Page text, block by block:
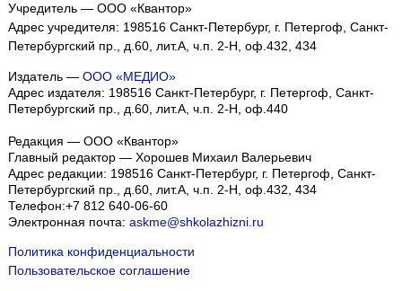
Учредитель — ООО «Квантор»
Адрес учредителя: 198516 Санкт-Петербург, г. Петергоф, Санкт-
Петербургский пр., д.60, лит.А, ч.п. 2-Н, оф.432, 434
Издатель — ООО «МЕДИО»
Адрес издателя: 198516 Санкт-Петербург, г. Петергоф, Санкт-
Петербургский пр., д.60, лит.А, ч.п. 2-Н, оф.440
Редакция — ООО «Квантор»
Главный редактор — Хорошев Михаил Валерьевич
Адрес редакции: 198516 Санкт-Петербург, г. Петергоф Санкт-
Петербургский пр., д.60, лит.А, ч.п. 2-Н, оф.432, 434
Телефон:+7 812 640-06-60
Электронная почта: askme@shkolazhizni.ru
Политика конфиденциальности
Пользовательское соглашение